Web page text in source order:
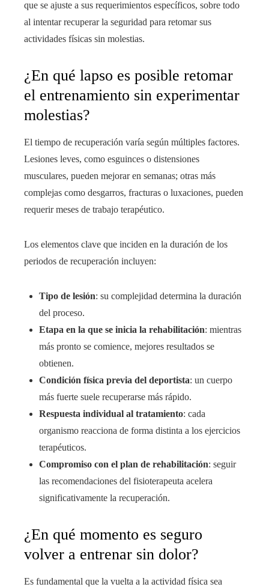
que se ajuste a sus requerimientos específicos, sobre todo
al intentar recuperar la seguridad para retomar sus
actividades físicas sin molestias.
¿En qué lapso es posible retomar
el entrenamiento sin experimentar
molestias?
El tiempo de recuperación varía según múltiples factores.
Lesiones leves, como esguinces o distensiones
musculares, pueden mejorar en semanas; otras más
complejas como desgarros, fracturas o luxaciones, pueden
requerir meses de trabajo terapéutico.
Los elementos clave que inciden en la duración de los
periodos de recuperación incluyen:
Tipo de lesión: su complejidad determina la duración
del proceso.
Etapa en la que se inicia la rehabilitación: mientras
más pronto se comience, mejores resultados se
obtienen.
Condición física previa del deportista: un cuerpo
más fuerte suele recuperarse más rápido.
Respuesta individual al tratamiento: cada
organismo reacciona de forma distinta a los ejercicios
terapéuticos.
Compromiso con el plan de rehabilitación: seguir
las recomendaciones del fisioterapeuta acelera
significativamente la recuperación.
¿En qué momento es seguro
volver a entrenar sin dolor?
Es fundamental que la vuelta a la actividad física sea